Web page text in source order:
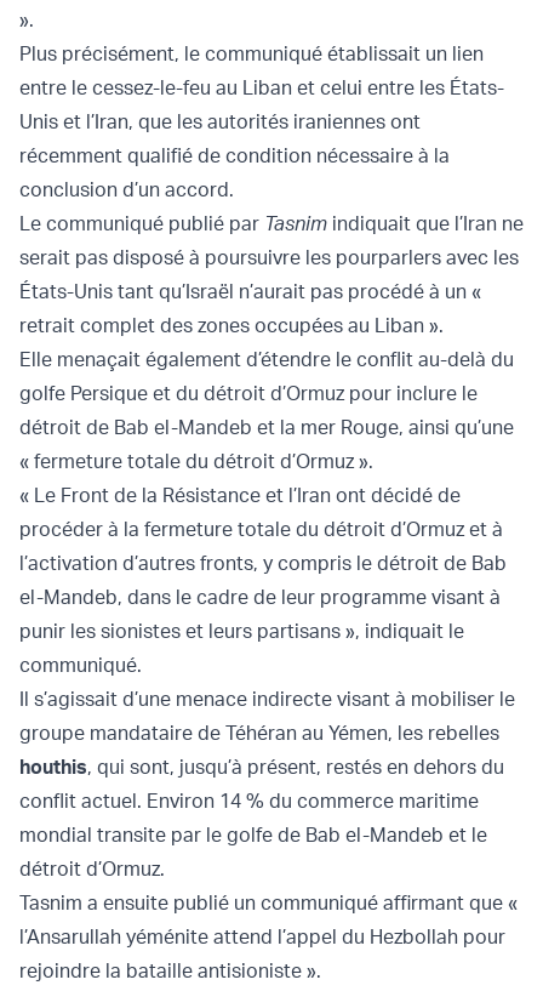
».
Plus précisément, le communiqué établissait un lien
entre le cessez-le-feu au Liban et celui entre les États-
Unis et l’Iran, que les autorités iraniennes ont
récemment qualifié de condition nécessaire à la
conclusion d’un accord.
Le communiqué publié par Tasnim indiquait que l’Iran ne
serait pas disposé à poursuivre les pourparlers avec les
États-Unis tant qu’Israël n’aurait pas procédé à un «
retrait complet des zones occupées au Liban ».
Elle menaçait également d’étendre le conflit au-delà du
golfe Persique et du détroit d’Ormuz pour inclure le
détroit de Bab el-Mandeb et la mer Rouge, ainsi qu’une
« fermeture totale du détroit d’Ormuz ».
« Le Front de la Résistance et l’Iran ont décidé de
procéder à la fermeture totale du détroit d’Ormuz et à
l’activation d’autres fronts, y compris le détroit de Bab
el-Mandeb, dans le cadre de leur programme visant à
punir les sionistes et leurs partisans », indiquait le
communiqué.
Il s’agissait d’une menace indirecte visant à mobiliser le
groupe mandataire de Téhéran au Yémen, les rebelles
houthis, qui sont, jusqu’à présent, restés en dehors du
conflit actuel. Environ 14 % du commerce maritime
mondial transite par le golfe de Bab el-Mandeb et le
détroit d’Ormuz.
Tasnim a ensuite publié un communiqué affirmant que «
l’Ansarullah yéménite attend l’appel du Hezbollah pour
rejoindre la bataille antisioniste ».